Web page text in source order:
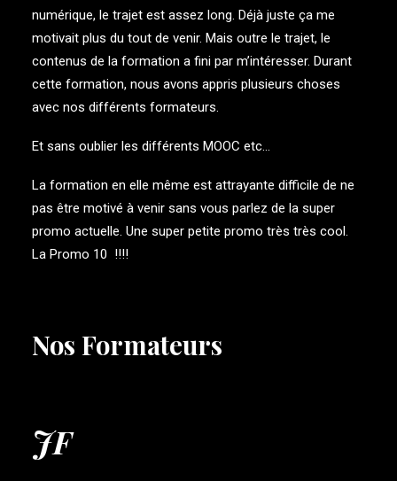
numérique, le trajet est assez long. Déjà juste ça me
motivait plus du tout de venir. Mais outre le trajet, le
contenus de la formation a fini par m’intéresser. Durant
cette formation, nous avons appris plusieurs choses
avec nos différents formateurs.
Et sans oublier les différents MOOC etc…
La formation en elle même est attrayante difficile de ne
pas être motivé à venir sans vous parlez de la super
promo actuelle. Une super petite promo très très cool.
La Promo 10 !!!!
Nos Formateurs
JF